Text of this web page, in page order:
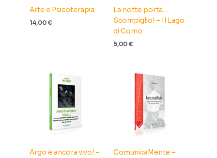
Arte e Psicoterapia
14,00€
La notte porta…
Scompiglio! – Il Lago
di Como
5,00€
Argo è ancora vivo! –
ComunicaMente –